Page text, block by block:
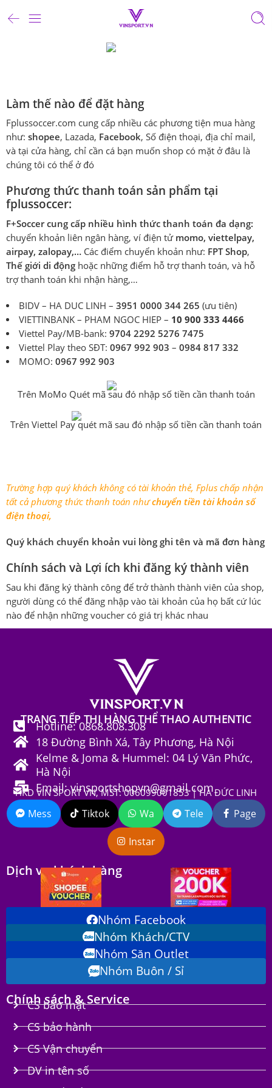
Làm thế nào để đặt hàng
Fplussoccer.com cung cấp nhiều các phương tiện mua hàng
như: shopee, Lazada, Facebook, Số điện thoại, địa chỉ mail,
và tại cửa hàng, chỉ cần cá bạn muốn shop có mặt ở đâu là
chúng tôi có thể ở đó
Phương thức thanh toán sản phẩm tại
fplussoccer:
F+Soccer cung cấp nhiều hình thức thanh toán đa dạng:
chuyển khoản liên ngân hàng, ví điện tử momo, viettelpay,
airpay, zalopay,… Các điểm chuyển khoản như: FPT Shop,
Thế giới di động hoặc những điểm hỗ trợ thanh toán, và hỗ
trợ thanh toán khi nhận hàng,…
BIDV – HA DUC LINH – 3951 0000 344 265 (ưu tiên)
VIETTINBANK – PHAM NGOC HIEP – 10 900 333 4466
Viettel Pay/MB-bank: 9704 2292 5276 7475
Viettel Play theo SĐT: 0967 992 903 – 0984 817 332
MOMO: 0967 992 903
Trên MoMo Quét mã sau đó nhập số tiền cần thanh toán
Trên Viettel Pay quét mã sau đó nhập số tiền cần thanh toán
Trường hợp quý khách không có tài khoản thẻ, Fplus chấp nhận
tất cả phương thức thanh toán nhưchuyển tiền tài khoản số
điện thoại,
Quý khách chuyển khoản vui lòng ghi tên và mã đơn hàng
Chính sách và Lợi ích khi đăng ký thành viên
Sau khi đăng ký thành công để trở thành thành viên của shop,
người dùng có thể đăng nhập vào tài khoản của họ bất cứ lúc
nào để nhận những voucher có giá trị khác nhau
TRANG TIẾP THỊ HÀNG THỂ THAO AUTHENTIC
Hotline: 0868.808.308
18 Đường Bình Xá, Tây Phương, Hà Nội
Kelme & Joma & Hummel: 04 Lý Văn Phức,
Hà Nội
Email: vinsportshopvn@gmail.com
HKD VIN SPORT VN, MST: 006099001853 | HÀ ĐỨC LINH
Mess Tiktok Wa Tele Page
Instar
Dịch vụ khách hàng
Nhóm Facebook
Nhóm Khách/CTV
Nhóm Săn Outlet
Nhóm Buôn / Sỉ
Chính sách & Service
CS bảo mật
CS bảo hành
CS Vận chuyển
DV in tên số